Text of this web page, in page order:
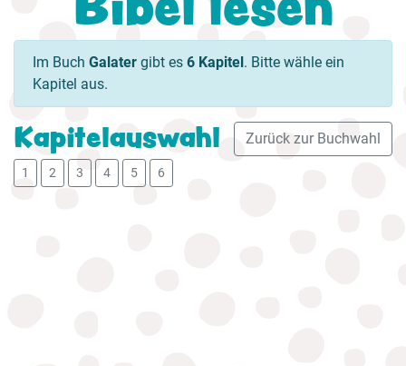
Abenteuer
Freizeit
Im Buch Galater gibt es 6 Kapitel. Bitte wähle ein
Kapitel aus.
Zurück zur Buchwahl
Kapitelauswahl
1 2 3 4 5 6